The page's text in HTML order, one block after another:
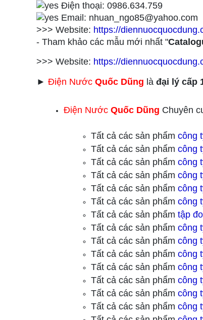
Điện thoại: 0986.634.759
Email: nhuan_ngo85@yahoo.com
>>> Website: https://
- Tham khảo các mẫu mới nhất "
>>> Website: https://
► Điện Nước Quốc Dũng là đại lý cấp
Điện Nước Quốc Dũng Chuyên
Tất cả các sản phẩm công
Tất cả các sản phẩm công
Tất cả các sản phẩm công
Tất cả các sản phẩm công
Tất cả các sản phẩm công
Tất cả các sản phẩm công
Tất cả các sản phẩm tập
Tất cả các sản phẩm công
Tất cả các sản phẩm công
Tất cả các sản phẩm công
Tất cả các sản phẩm công
Tất cả các sản phẩm công
Tất cả các sản phẩm công
Tất cả các sản phẩm công